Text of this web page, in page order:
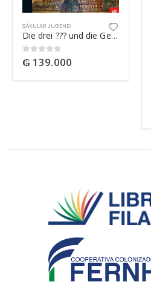
SÄKULAR JUGEND
Die drei ??? und die Geisterfrau
0out of 5
₲ 139.000